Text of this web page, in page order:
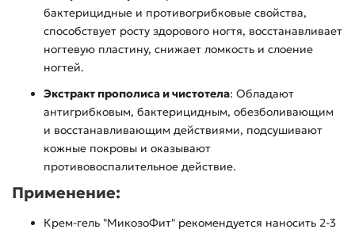
бактерицидные и противогрибковые свойства,
способствует росту здорового ногтя, восстанавливает
ногтевую пластину, снижает ломкость и слоение
ногтей.
Экстракт прополиса и чистотела: Обладают
антигрибковым, бактерицидным, обезболивающим
и восстанавливающим действиями, подсушивают
кожные покровы и оказывают
противовоспалительное действие.
Применение:
Крем-гель "МикозоФит" рекомендуется наносить 2-3